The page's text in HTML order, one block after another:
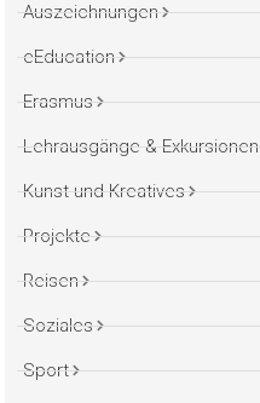
Auszeichnungen
eEducation
Erasmus
Lehrausgänge & Exkursionen
Kunst und Kreatives
Projekte
Reisen
Soziales
Sport